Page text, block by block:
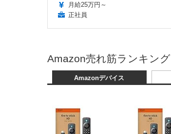
月給25万円～
正社員
Amazon売れ筋ランキング
Amazonデバイス